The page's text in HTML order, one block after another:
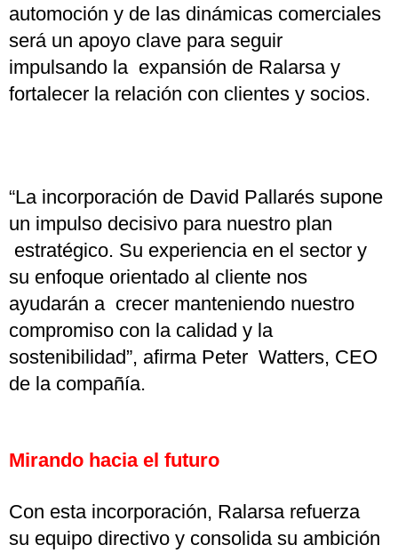
automoción y de las dinámicas comerciales
será un apoyo clave para seguir
impulsando la expansión de Ralarsa y
fortalecer la relación con clientes y socios.
“La incorporación de David Pallarés supone
un impulso decisivo para nuestro plan
estratégico. Su experiencia en el sector y
su enfoque orientado al cliente nos
ayudarán a crecer manteniendo nuestro
compromiso con la calidad y la
sostenibilidad”, afirma Peter Watters, CEO
de la compañía.
Mirando hacia el futuro
Con esta incorporación, Ralarsa refuerza
su equipo directivo y consolida su ambición